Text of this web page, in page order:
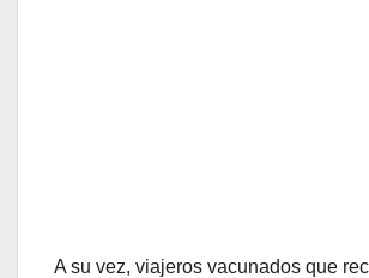
A su vez, viajeros vacunados que